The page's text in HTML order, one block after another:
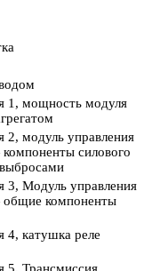
1, мощность модуля
модуль управления
силового
выбросами
3, Модуль управления
компоненты
катушка реле
5, Трансмиссия